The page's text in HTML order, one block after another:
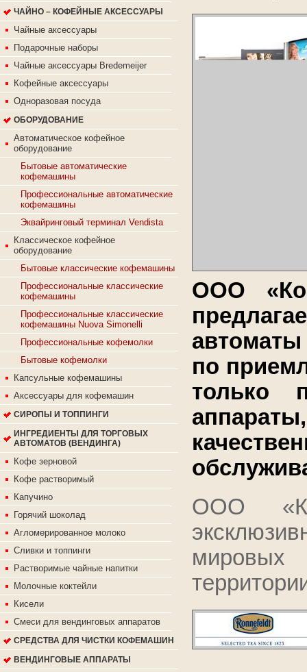
ЧАЙНО – КОФЕЙНЫЕ АКСЕССУАРЫ
Чайные аксессуары
Подарочные наборы
Чайные аксессуары Bredemeijer
Кофейные аксессуары
Одноразовая посуда
ОБОРУДОВАНИЕ
Автоматическое кофейное
оборудование
Бытовые автоматические
кофемашины
Профессиональные автоматические
кофемашины
Эквайринговый терминал Vendista
Классическое кофейное
оборудование
Бытовые классические кофемашины
Профессиональные классические
кофемашины
Профессиональные классические
кофемашины Nuova Simonelli
Профессиональные кофемолки
Бытовые кофемолки
Капсульные кофемашины
Аксессуары для кофемашин
СИРОПЫ И ТОППИНГИ
ИНГРЕДИЕНТЫ ДЛЯ ТОРГОВЫХ
АВТОМАТОВ (ВЕНДИНГА)
Кофе зерновой
Кофе растворимый
Капучино
Горячий шоколад
Агломерированное молоко
Сливки и топпинги
Растворимые чайные напитки
Молочные коктейли
Кисели
Смеси для вендинговых аппаратов
СРЕДСТВА ДЛЯ ЧИСТКИ КОФЕМАШИН
ВЕНДИНГОВЫЕ АППАРАТЫ
ООО
по
только
ООО
мировых